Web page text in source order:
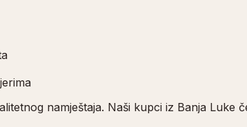
namještaja. Naši kupci iz Banja